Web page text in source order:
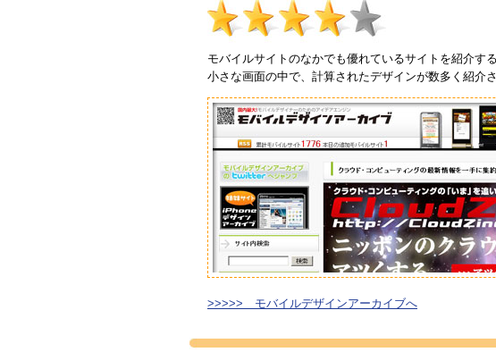
モバイルサイトのなかでも優れているサイトを紹介す
小さな画面の中で、計算されたデザインが数多く紹介
>>>>> モバイルデザインアーカイブへ